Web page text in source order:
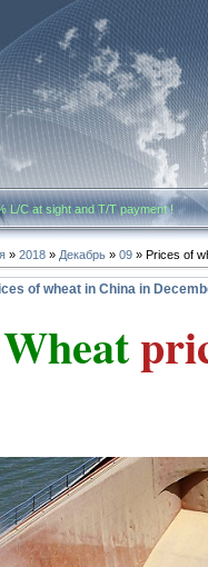
L/C at sight and T/T payment
» 2018 » Декабрь » 09 » Prices of
of wheat in China in
Wheat